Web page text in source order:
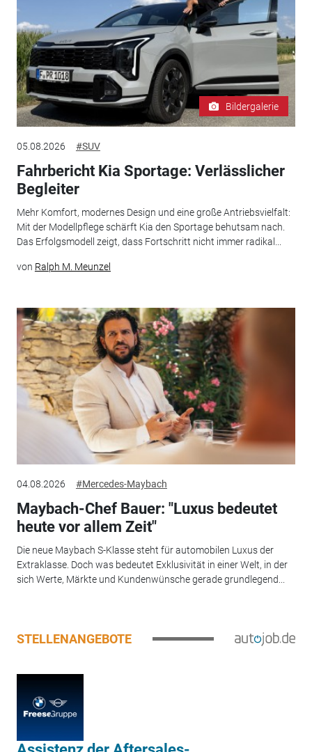
Bildergalerie
05.08.2026 #SUV
Fahrbericht Kia Sportage: Verlässlicher
Begleiter
Mehr Komfort, modernes Design und eine große Antriebsvielfalt:
Mit der Modellpflege schärft Kia den Sportage behutsam nach.
Das Erfolgsmodell zeigt, dass Fortschritt nicht immer radikal...
von Ralph M. Meunzel
04.08.2026 #Mercedes-Maybach
Maybach-Chef Bauer: "Luxus bedeutet
heute vor allem Zeit"
Die neue Maybach S-Klasse steht für automobilen Luxus der
Extraklasse. Doch was bedeutet Exklusivität in einer Welt, in der
sich Werte, Märkte und Kundenwünsche gerade grundlegend...
STELLENANGEBOTE